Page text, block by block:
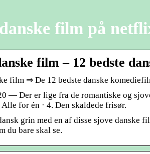
film på
film – 12 bedste
film ⇒ De 12 bedste danske
— Der er lige fra de romantiske og
Alle for én · 4. Den skaldede frisør.
grin med en af disse sjove danske
du bare skal se.